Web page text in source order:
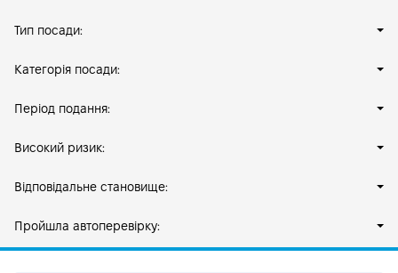
Тип посади:
Категорія посади:
Період подання:
Високий ризик:
Відповідальне становище:
Пройшла автоперевірку: